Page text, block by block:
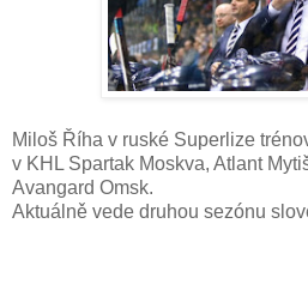
Miloš Říha v ruské Superlize
v KHL Spartak Moskva, Atlant
Avangard Omsk.
Aktuálně vede druhou sezónu